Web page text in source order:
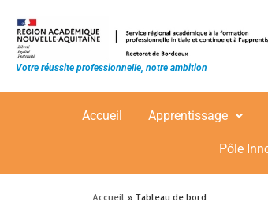
Votre réussite professionnelle, notre ambition
Accueil Apprentissage
Pôle
Accueil » Tableau de bord